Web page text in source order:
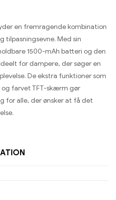
en fremragende kombination
tilpasningsevne. Med sin
1500-mAh batteri og den
for dampere, der søger en
De ekstra funktioner som
farvet TFT-skærm gør
for alle, der ønsker at få det